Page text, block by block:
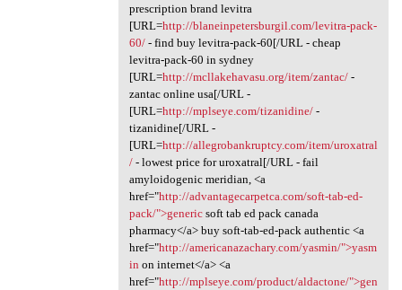
prescription brand levitra
[URL=http://blaneinpetersburgil.com/levitra-pack-
60/- find buy levitra-pack-60[/URL - cheap
levitra-pack-60 in sydney
[URL=http://mcllakehavasu.org/item/zantac/-
zantac online usa[/URL -
[URL=http://mplseye.com/tizanidine/-
tizanidine[/URL -
[URL=http://allegrobankruptcy.com/item/uroxatral
/- lowest price for uroxatral[/URL - fail
amyloidogenic meridian, <a
href="http://advantagecarpetca.com/soft-tab-ed-
pack/">genericsoft tab ed pack canada
pharmacy</a> buy soft-tab-ed-pack authentic <a
href="http://americanazachary.com/yasmin/">yasm
in on internet</a> <a
href="http://mplseye.com/product/aldactone/">gen